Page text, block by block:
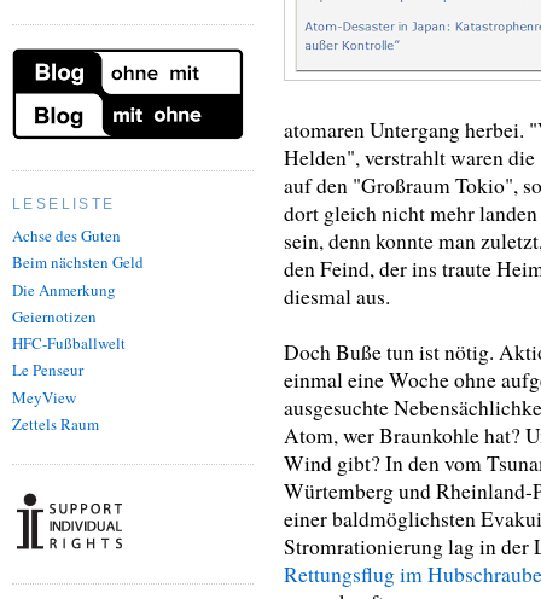
LESELISTE
Achse des Guten
Beim nächsten Geld
Die Anmerkung
Geiernotizen
HFC-Fußballwelt
Le Penseur
MeyView
Zettels Raum
atomaren Untergang herbei.
Helden", verstrahlt waren
auf den "Großraum Tokio",
dort gleich nicht mehr
sein, denn konnte man
den Feind, der ins traute
diesmal aus.
Doch Buße tun ist nötig.
einmal eine Woche ohne
ausgesuchte
Atom, wer Braunkohle hat?
Wind gibt? In den vom
Würtemberg und Rheinland-
einer baldmöglichsten
Stromrationierung lag in der
Rettungsflug im